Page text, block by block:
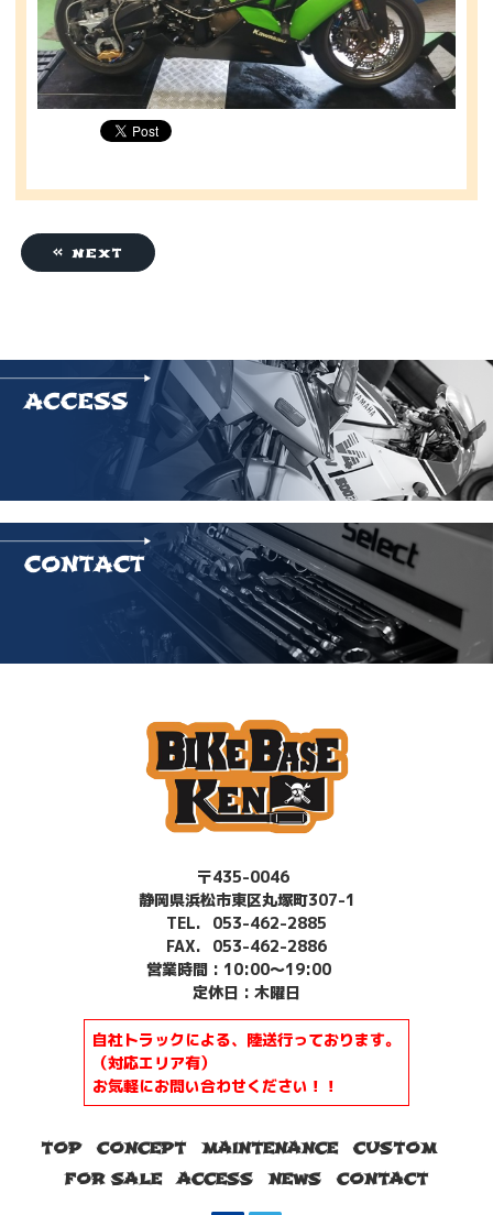
« next
〒435-0046
静岡県浜松市東区丸塚町307-1
TEL.
053-462-2885
FAX. 053-462-2886
営業時間 : 10:00～19:00
定休日 : 木曜日
自社トラックによる、陸送行っております。
（対応エリア有）
お気軽にお問い合わせください！！
TOP CONCEPT MAINTENANCE
CUSTOM
FOR SALE
ACCESS NEWS CONTACT